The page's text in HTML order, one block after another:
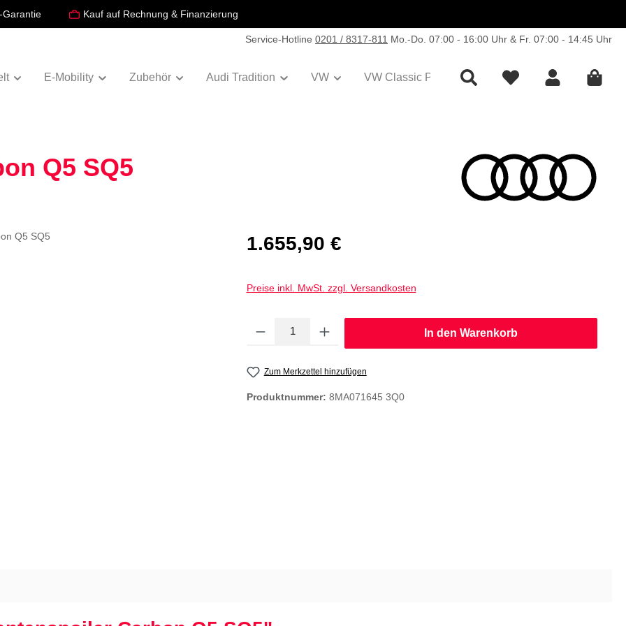
Garantie Kauf auf Rechnung & Finanzierung
Service-Hotline 0201 / 8317-811 Mo.-Do. 07:00 - 16:00 Uhr & Fr. 07:00 - 14:45 Uhr
E-Mobility Zubehör Audi Tradition VW VW Classic Parts Sale Collection
Q5 SQ5
Regulärer Preis:
1.655,90 €
Preise inkl. MwSt. zzgl. Versandkosten
In den Warenkorb
Zum Merkzettel hinzufügen
Produktnummer: 8MA071645 3Q0